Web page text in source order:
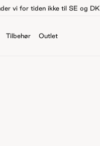
vi for tiden ikke til SE og DK
Tilbehør Outlet